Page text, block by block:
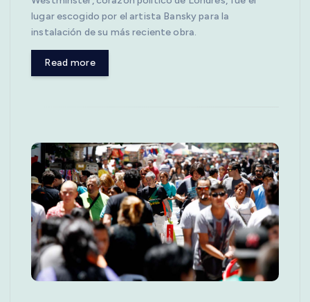
lugar escogido por el artista Bansky para la
instalación de su más reciente obra.
Read more